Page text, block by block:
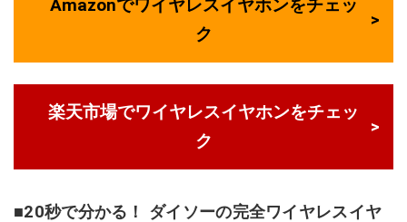
Amazonでワイヤレスイヤホンをチェッ
ク
楽天市場でワイヤレスイヤホンをチェッ
ク
■20秒で分かる！ ダイソーの完全ワイヤレスイヤ